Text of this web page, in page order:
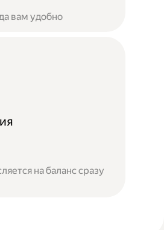
вам удобно
на баланс сразу